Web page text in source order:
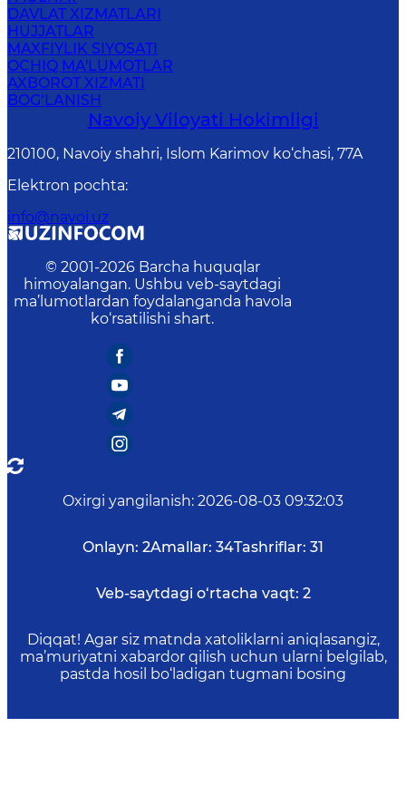
DAVLAT XIZMATLARI
HUJJATLAR
MAXFIYLIK SIYOSATI
OCHIQ MA'LUMOTLAR
AXBOROT XIZMATI
BOG‘LANISH
Navoiy Vilоyati Hоkimligi
210100, Nаvоiy shаhri, Islom Karimov ko‘chаsi, 77A
Elektron pochta:
info@navoi.uz
© 2001-2026 Barcha huquqlar
himoyalangan. Ushbu veb-saytdagi
ma’lumotlardan foydalanganda havola
ko‘rsatilishi shart.
Oxirgi yangilanish: 2026-08-03 09:32:03
Onlayn: 2Amallar: 34Tashriflar: 31
Veb-saytdagi o‘rtacha vaqt: 2
Diqqat! Agar siz matnda xatoliklarni aniqlasangiz,
ma’muriyatni xabardor qilish uchun ularni belgilab,
pastda hosil bo‘ladigan tugmani bosing